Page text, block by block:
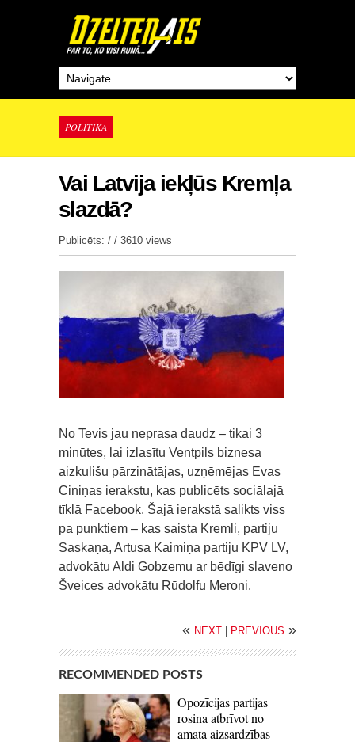
POLITIKA
Vai Latvija iekļūs Kremļa
slazdā?
Publicēts: / / 3610 views
No Tevis jau neprasa daudz – tikai 3
minūtes, lai izlasītu Ventpils biznesa
aizkulišu pārzinātājas, uzņēmējas Evas
Ciniņas ierakstu, kas publicēts sociālajā
tīklā Facebook. Šajā ierakstā salikts viss
pa punktiem – kas saista Kremli, partiju
Saskaņa, Artusa Kaimiņa partiju KPV LV,
advokātu Aldi Gobzemu ar bēdīgi slaveno
Šveices advokātu Rūdolfu Meroni.
« NEXT | PREVIOUS »
RECOMMENDED POSTS
Opozīcijas partijas
rosina atbrīvot no
amata aizsardzības